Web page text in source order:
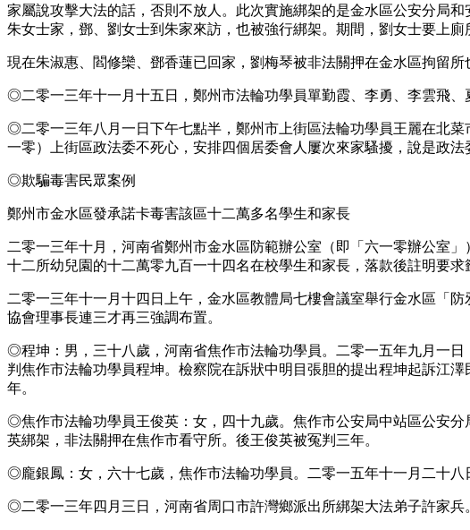
家屬說攻擊大法的話，否則不放人。此次實施綁架的是金水區公安分局
朱女士家，鄧、劉女士到朱家來訪，也被強行綁架。期間，劉女士要上
現在朱淑惠、閻修欒、鄧香蓮已回家，劉梅琴被非法關押在金水區拘留所
◎二零一三年十一月十五日，鄭州市法輪功學員單勤霞、李勇、李雲飛、
◎二零一三年八月一日下午七點半，鄭州市上街區法輪功學員王麗在北
一零）上街區政法委不死心，安排四個居委會人屢次來家騷擾，說是政
◎欺騙毒害民眾案例
鄭州市金水區發承諾卡毒害該區十二萬多名學生和家長
二零一三年十月，河南省鄭州市金水區防範辦公室（即「六一零辦公室
十二所幼兒園的十二萬零九百一十四名在校學生和家長，落款後註明要
二零一三年十一月十四日上午，金水區教體局七樓會議室舉行金水區「
協會理事長連三才再三強調布置。
◎程坤：男，三十八歲，河南省焦作市法輪功學員。二零一五年九月一
判焦作市法輪功學員程坤。檢察院在訴狀中明目張胆的提出程坤起訴江
年。
◎焦作市法輪功學員王俊英：女，四十九歲。焦作市公安局中站區公安
英綁架，非法關押在焦作市看守所。後王俊英被冤判三年。
◎龐銀鳳：女，六十七歲，焦作市法輪功學員。二零一五年十一月二十八
◎二零一三年四月三日，河南省周口市許灣鄉派出所綁架大法弟子許家兵